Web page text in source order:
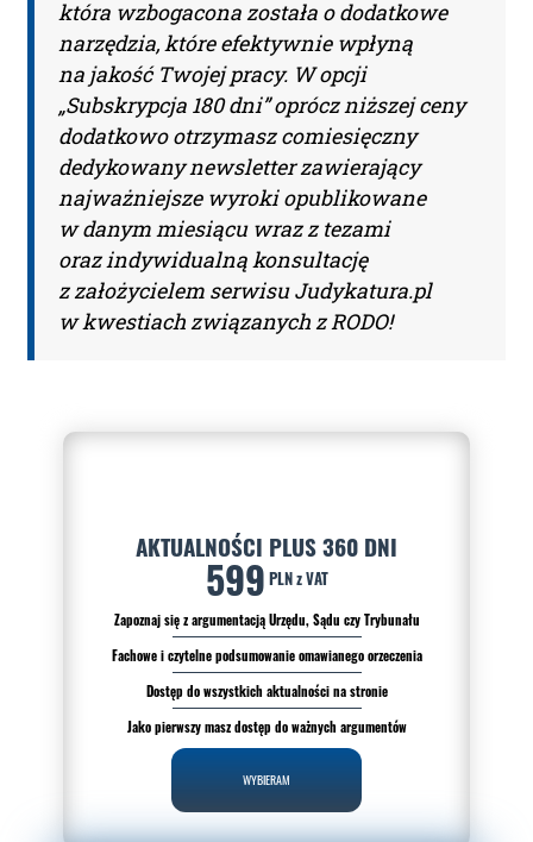
która wzbogacona została o dodatkowe
narzędzia, które efektywnie wpłyną
na jakość Twojej pracy. W opcji
„Subskrypcja 180 dni” oprócz niższej ceny
dodatkowo otrzymasz comiesięczny
dedykowany newsletter zawierający
najważniejsze wyroki opublikowane
w danym miesiącu wraz z tezami
oraz indywidualną konsultację
z założycielem serwisu Judykatura.pl
w kwestiach związanych z RODO!
AKTUALNOŚCI PLUS 360 DNI
599 PLN z VAT
Zapoznaj się z argumentacją Urzędu, Sądu czy Trybunału
Fachowe i czytelne podsumowanie omawianego orzeczenia
Dostęp do wszystkich aktualności na stronie
Jako pierwszy masz dostęp do ważnych argumentów
WYBIERAM